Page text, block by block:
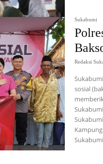
Sukabumi
Redaksi
sosial